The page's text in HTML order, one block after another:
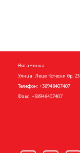
Витаминка
Улица: Леце Котески бр. 23
Телефон: +38948407407
Факс: +38948407407